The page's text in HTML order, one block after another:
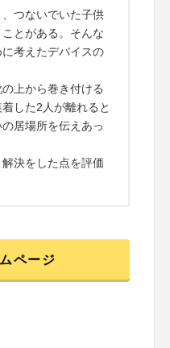
つないでいた子供
とがある。そんな
考えたデバイスの
上から巻き付ける
した2人が離れると
居場所を伝えあっ
決をした点を評価
ページ